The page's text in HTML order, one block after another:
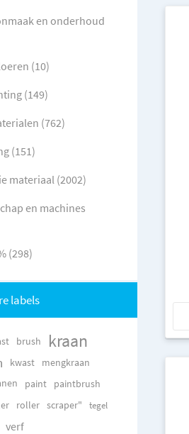
en onderhoud
(10)
(149)
(762)
(151)
materiaal (2002)
en machines
(298)
labels
brush kraan
kwast mengkraan
paint
paintbrush
roller scraper"
tegel
verf